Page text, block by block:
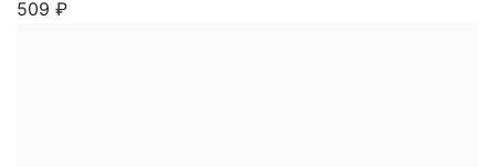
509 ₽